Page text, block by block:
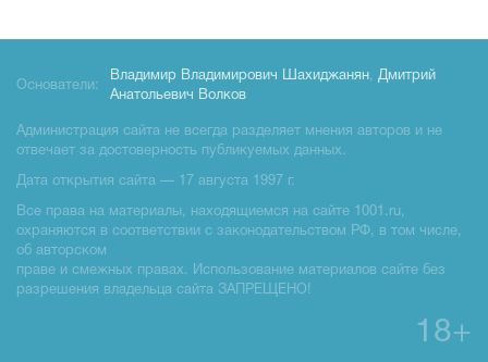
Основатели:
Владимир Владимирович Шахиджанян, Дмитрий
Анатольевич Волков
Администрация сайта не всегда разделяет мнения авторов и не
отвечает за достоверность публикуемых данных.
Дата открытия сайта — 17 августа 1997 г.
Все права на материалы, находящиемся на сайте 1001.ru,
охраняются в соответствии с законодательством РФ, в том числе,
об авторском
праве и смежных правах. Использование материалов сайте без
разрешения владельца сайта ЗАПРЕЩЕНО!
18+